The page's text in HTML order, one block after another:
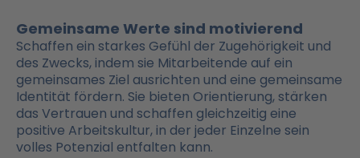
Gemeinsame Werte sind motivierend
Schaffen ein starkes Gefühl der Zugehörigkeit und
des Zwecks, indem sie Mitarbeitende auf ein
gemeinsames Ziel ausrichten und eine gemeinsame
Identität fördern. Sie bieten Orientierung, stärken
das Vertrauen und schaffen gleichzeitig eine
positive Arbeitskultur, in der jeder Einzelne sein
volles Potenzial entfalten kann.